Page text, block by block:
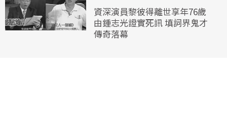
資深演員黎彼得離世享年76歲
由鍾志光證實死訊 填詞界鬼才
傳奇落幕